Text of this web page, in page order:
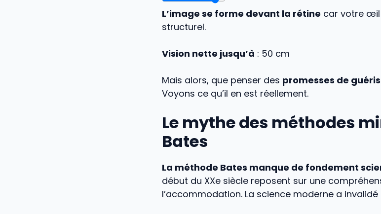
L’image se forme devant la rétine car votre œil
structurel.
Vision nette jusqu’à : 50 cm
Mais alors, que penser des promesses de
Voyons ce qu’il en est réellement.
Le mythe des méthodes
Bates
La méthode Bates manque de fondement
début du XXe siècle reposent sur une
l’accommodation. La science moderne a